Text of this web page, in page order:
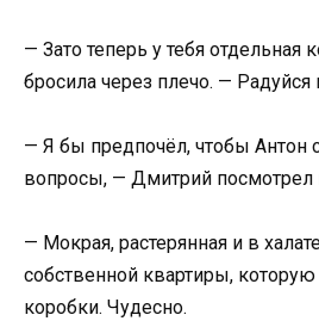
— Зато теперь у тебя отдельная
бросила через плечо. — Радуйся
— Я бы предпочёл, чтобы Антон
вопросы, — Дмитрий посмотрел
— Мокрая, растерянная и в
собственной квартиры,
коробки. Чудесно.